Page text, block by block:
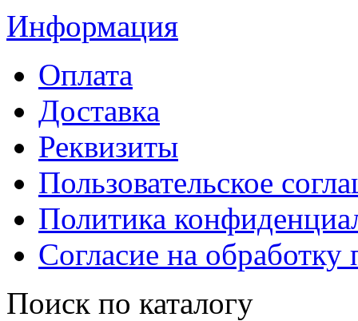
Информация
Оплата
Доставка
Реквизиты
Пользовательское
Политика
Согласие на
Поиск по каталогу